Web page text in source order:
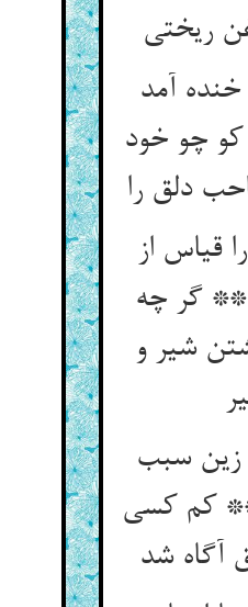
آمد
چو خود
دلق را
قیاس از
** گر چه
شیر و
زین سبب
کم کسی
آگاه شد